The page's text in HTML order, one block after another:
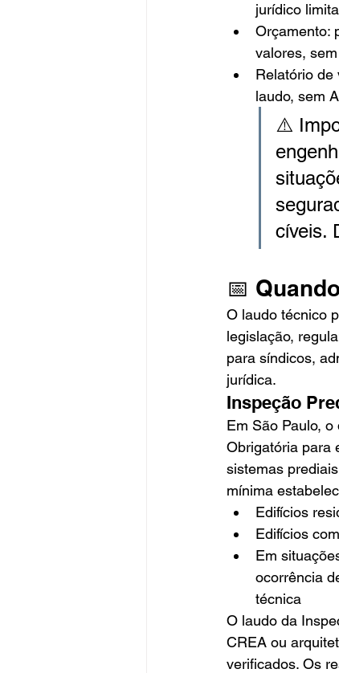
jurídico
Orçamento:
valores,
Relatório de
laudo, sem
⚠️
cíveis.
📅
O laudo técnico
legislação,
para síndicos,
jurídica.
Inspeção
Em São Paulo,
Obrigatória para
sistemas
mínima
Edifícios
Edifícios
Em
ocorrência
técnica
O laudo da
CREA ou
verificados. Os